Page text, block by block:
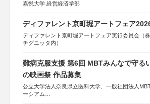
嘉悦大学 経営経済学部
ディファレント京町堀アートフェア
ディファレント京町堀アートフェア実行委員会（
チグニッタ内）
難病克服支援 第6回 MBTみんなで守る
の映画祭 作品募集
公立大学法人奈良県立医科大学、一般社団法人
ーシアム